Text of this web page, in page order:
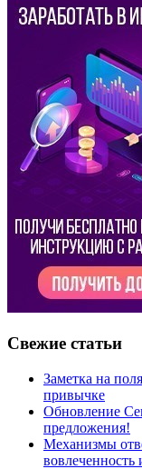
Свежие статьи
Заметка на
привычке
Обновление
предложения!
Механизмы